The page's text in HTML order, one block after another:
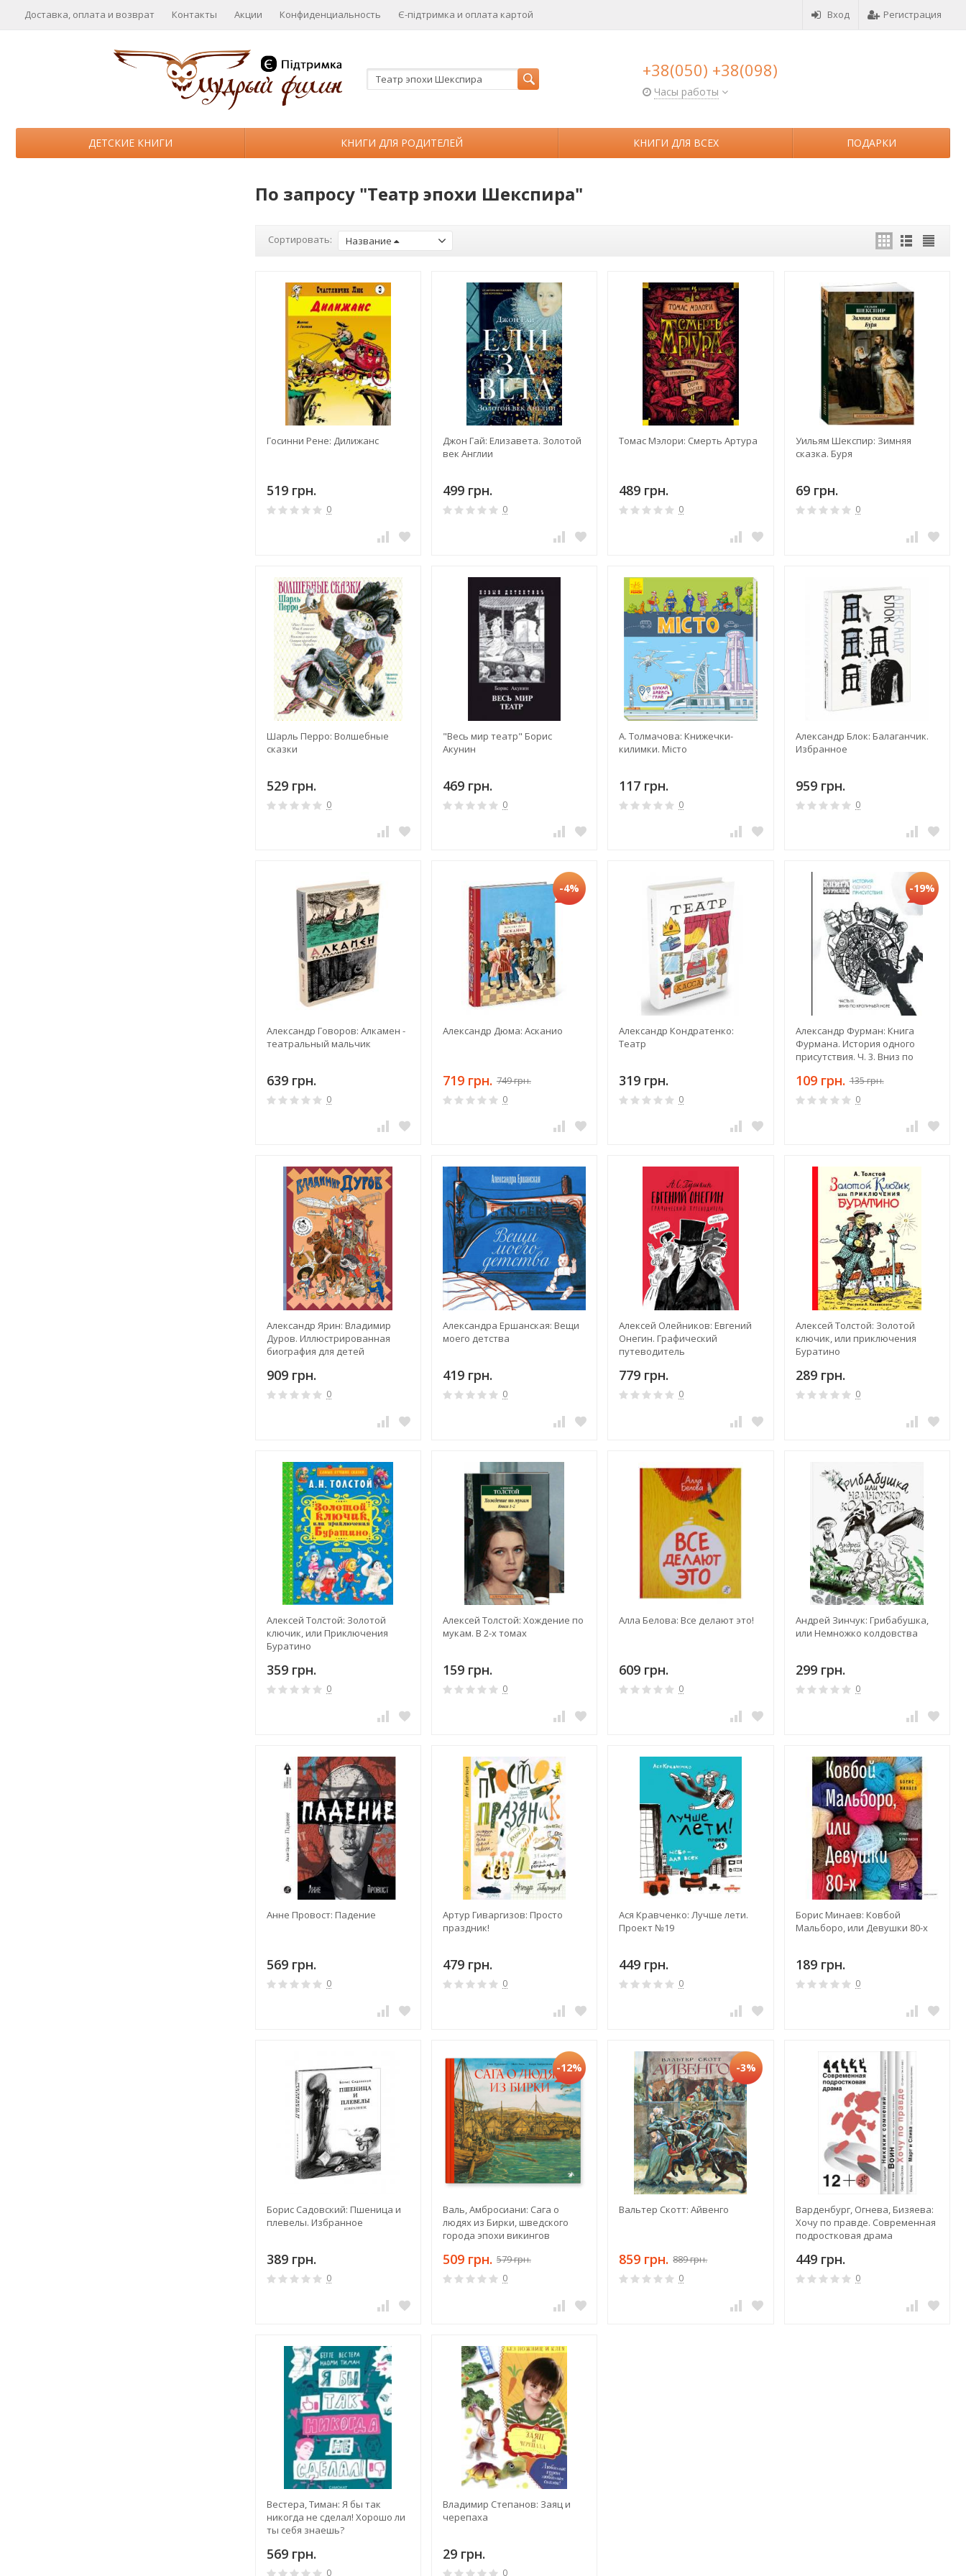
Вход Регистрация
Доставка, оплата и возврат Контакты Акции Конфиденциальность Є-підтримка и оплата картой
+38(050) +38(098)
Часы работы
ДЕТСКИЕ КНИГИ КНИГИ ДЛЯ РОДИТЕЛЕЙ КНИГИ ДЛЯ ВСЕХ ПОДАРКИ
По запросу "Театр эпохи Шекспира"
Сортировать: Название
Госинни Рене: Дилижанс
519 грн.
0
Джон Гай: Елизавета. Золотой
век Англии
499 грн.
0
Томас Мэлори: Смерть Артура
489 грн.
0
Уильям Шекспир: Зимняя
сказка. Буря
69 грн.
0
Шарль Перро: Волшебные
сказки
529 грн.
0
"Весь мир театр" Борис
Акунин
469 грн.
0
А. Толмачова: Книжечки-
килимки. Місто
117 грн.
0
Александр Блок: Балаганчик.
Избранное
959 грн.
0
Александр Говоров: Алкамен -
театральный мальчик
639 грн.
0
-4%
Александр Дюма: Асканио
719 грн. 749 грн.
0
Александр Кондратенко:
Театр
319 грн.
0
-19%
Александр Фурман: Книга
Фурмана. История одного
присутствия. Ч. 3. Вниз по
109 грн. 135 грн.
0
Александр Ярин: Владимир
Дуров. Иллюстрированная
биография для детей
909 грн.
0
Александра Ершанская: Вещи
моего детства
419 грн.
0
Алексей Олейников: Евгений
Онегин. Графический
путеводитель
779 грн.
0
Алексей Толстой: Золотой
ключик, или приключения
Буратино
289 грн.
0
Алексей Толстой: Золотой
ключик, или Приключения
Буратино
359 грн.
0
Алексей Толстой: Хождение по
мукам. В 2-х томах
159 грн.
0
Алла Белова: Все делают это!
609 грн.
0
Андрей Зинчук: Грибабушка,
или Немножко колдовства
299 грн.
0
Анне Провост: Падение
569 грн.
0
Артур Гиваргизов: Просто
праздник!
479 грн.
0
Ася Кравченко: Лучше лети.
Проект №19
449 грн.
0
Борис Минаев: Ковбой
Мальборо, или Девушки 80-х
189 грн.
0
Борис Садовский: Пшеница и
плевелы. Избранное
389 грн.
0
-12%
Валь, Амбросиани: Сага о
людях из Бирки, шведского
города эпохи викингов
509 грн. 579 грн.
0
-3%
Вальтер Скотт: Айвенго
859 грн. 889 грн.
0
Варденбург, Огнева, Бизяева:
Хочу по правде. Современная
подростковая драма
449 грн.
0
Вестера, Тиман: Я бы так
никогда не сделал! Хорошо ли
ты себя знаешь?
569 грн.
0
Владимир Степанов: Заяц и
черепаха
29 грн.
0